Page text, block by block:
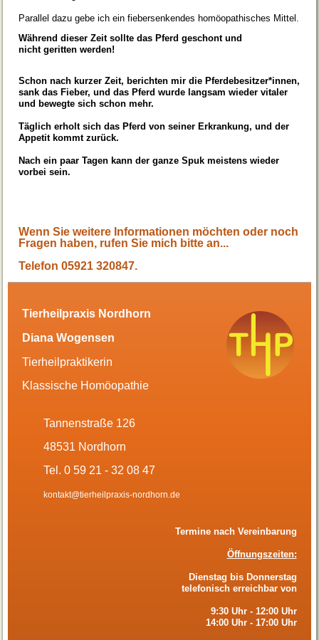
Parallel dazu gebe ich einfiebersenkendeshomöopathisches Mittel.
Während dieser Zeit sollte das Pferd geschont und
nicht geritten werden!
Schon nach kurzer Zeit, berichten mir die Pferdebesitzer*innen,
sank das Fieber, und das Pferd wurde langsam wieder vitaler
und bewegte sich schon mehr.
Täglich erholt sich das Pferd von seiner Erkrankung, und der
Appetit kommt zurück.
Nach ein paar Tagen kann der ganze Spuk meistens wieder
vorbei sein.
Wenn Sie weitere Informationen möchten oder noch
Fragen haben, rufen Sie mich bitte an...
Telefon 05921 320847.
Tierheilpraxis Nordhorn
Diana Wogensen
Tierheilpraktikerin
Klassische Homöopathie
Tannenstraße 126
48531 Nordhorn
Tel. 0 59 21 - 32 08 47
kontakt@tierheilpraxis-nordhorn.de
Termine nach Vereinbarung
Öffnungszeiten:
Dienstag bis Donnerstag
telefonisch erreichbar von
9:30 Uhr - 12:00 Uhr
14:00 Uhr - 17:00 Uhr